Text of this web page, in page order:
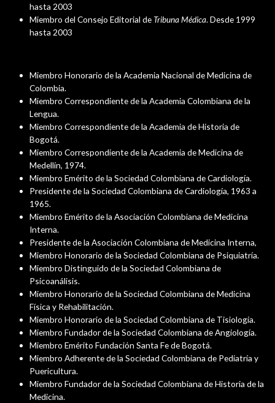
hasta 2003
Miembro del Consejo Editorial de Tribuna Médica. Desde 1999
hasta 2003
Miembro Honorario de la Academia Nacional de Medicina de
Colombia.
Miembro Correspondiente de la Academia Colombiana de la
Lengua.
Miembro Correspondiente de la Academia de Historia de
Bogotá.
Miembro Correspondiente de la Academia de Medicina de
Medellín, 1974.
Miembro Emérito de la Sociedad Colombiana de Cardiología.
Presidente de la Sociedad Colombiana de Cardiología, 1963 a
1965.
Miembro Emérito de la Asociación Colombiana de Medicina
Interna.
Presidente de la Asociación Colombiana de Medicina Interna,
Miembro Honorario de la Sociedad Colombiana de Psiquiatría.
Miembro Distinguido de la Sociedad Colombiana de
Psicoanálisis.
Miembro Honorario de la Sociedad Colombiana de Medicina
Física y Rehabilitación.
Miembro Honorario de la Sociedad Colombiana de Tisiología.
Miembro Fundador de la Sociedad Colombiana de Angiología.
Miembro Emérito Fundación Santa Fe de Bogotá.
Miembro Adherente de la Sociedad Colombiana de Pediatría y
Puericultura.
Miembro Fundador de la Sociedad Colombiana de Historia de la
Medicina.